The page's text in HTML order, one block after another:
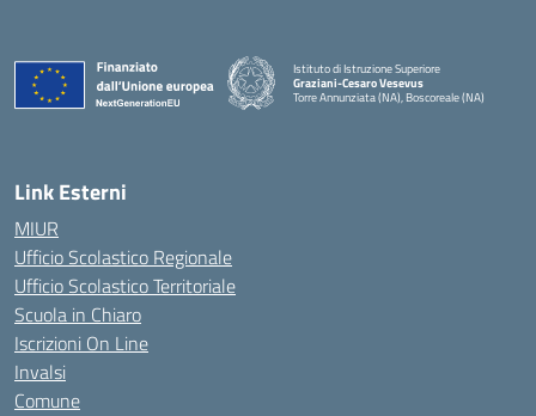
Istituto di Istruzione Superiore
Graziani-Cesaro Vesevus
Torre Annunziata (NA), Boscoreale (NA)
Link Esterni
MIUR
Ufficio Scolastico Regionale
Ufficio Scolastico Territoriale
Scuola in Chiaro
Iscrizioni On Line
Invalsi
Comune